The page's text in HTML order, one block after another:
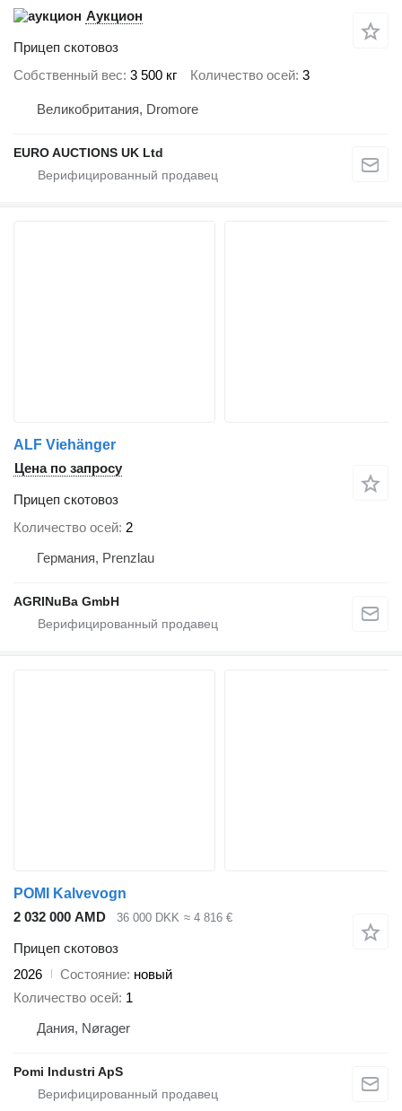
Аукцион
Прицеп скотовоз
Собственный вес 3 500 кг Количество осей 3
Великобритания, Dromore
EURO AUCTIONS UK Ltd
ALF Viehänger
Цена по запросу
Прицеп скотовоз
Количество осей 2
Германия, Prenzlau
AGRINuBa GmbH
POMI Kalvevogn
2 032 000 AMD
36 000 DKK ≈ 4 816 €
Прицеп скотовоз
2026
Состояние новый
Количество осей 1
Дания, Nørager
Pomi Industri ApS